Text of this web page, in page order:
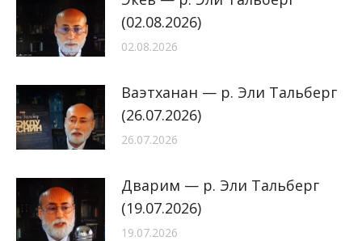
(02.08.2026)
02.08.2026
Ваэтханан — р. Эли Тальберг
(26.07.2026)
26.07.2026
Дварим — р. Эли Тальберг
(19.07.2026)
19.07.2026